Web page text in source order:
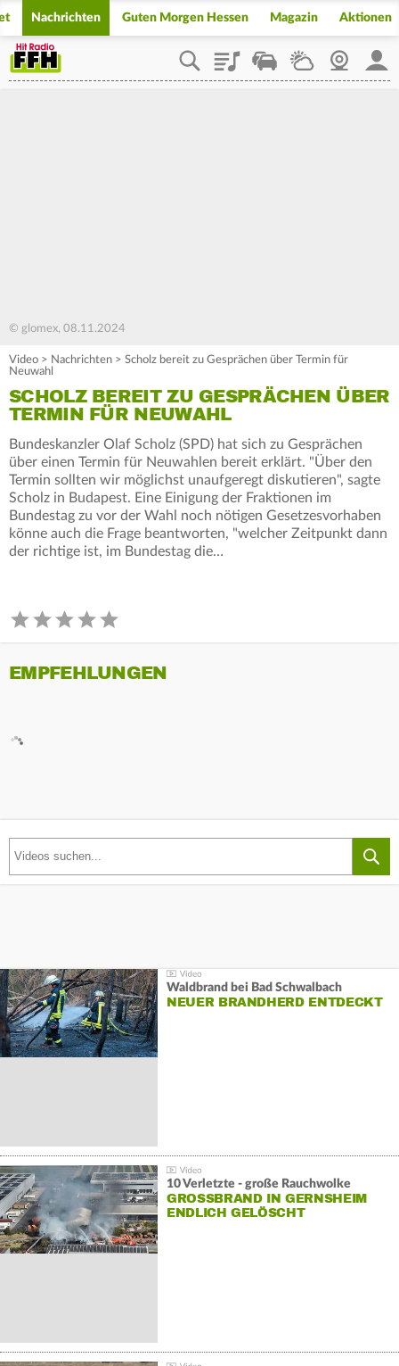
Nachrichten Guten Morgen Hessen Magazin Aktionen
PlaylistStaupilotWetterWebcam
© glomex, 08.11.2024
Video > Nachrichten > Scholz bereit zu Gesprächen über Termin für
Neuwahl
SCHOLZ BEREIT ZU GESPRÄCHEN ÜBER
TERMIN FÜR NEUWAHL
Bundeskanzler Olaf Scholz (SPD) hat sich zu Gesprächen
über einen Termin für Neuwahlen bereit erklärt. "Über den
Termin sollten wir möglichst unaufgeregt diskutieren", sagte
Scholz in Budapest. Eine Einigung der Fraktionen im
Bundestag zu vor der Wahl noch nötigen Gesetzesvorhaben
könne auch die Frage beantworten, "welcher Zeitpunkt dann
der richtige ist, im Bundestag die…
EMPFEHLUNGEN
Waldbrand bei Bad Schwalbach
NEUER BRANDHERD ENTDECKT
10 Verletzte - große Rauchwolke
GROSSBRAND IN GERNSHEIM E
NDLICH GELÖSCHT